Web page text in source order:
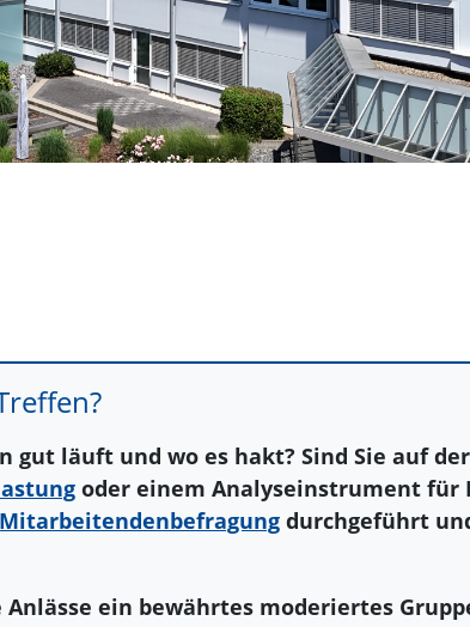
gut läuft und wo es hakt? Sind Sie auf
oder einem Analyseinstrument für
Mitarbeitendenbefragung durchgeführt
ein bewährtes moderiertes